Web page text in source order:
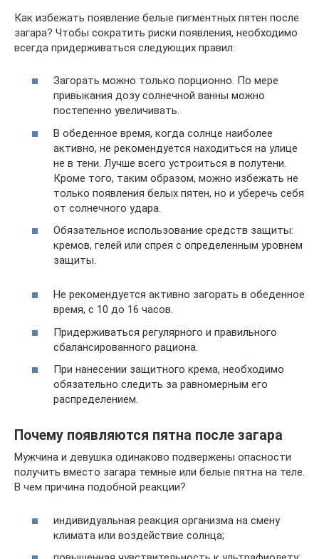
Как избежать появление белые пигментных пятен после
загара? Чтобы сократить риски появления, необходимо
всегда придерживаться следующих правил:
Загорать можно только порционно. По мере
привыкания дозу солнечной ванны можно
постепенно увеличивать.
В обеденное время, когда солнце наиболее
активно, не рекомендуется находиться на улице
не в тени. Лучше всего устроиться в полутени.
Кроме того, таким образом, можно избежать не
только появления белых пятен, но и уберечь себя
от солнечного удара.
Обязательное использование средств защиты:
кремов, гелей или спрея с определенным уровнем
защиты.
Не рекомендуется активно загорать в обеденное
время, с 10 до 16 часов.
Придерживаться регулярного и правильного
сбалансированного рациона.
При нанесении защитного крема, необходимо
обязательно следить за равномерным его
распределением.
Почему появляются пятна после загара
Мужчина и девушка одинаково подвержены опасности
получить вместо загара темные или белые пятна на теле.
В чем причина подобной реакции?
индивидуальная реакция организма на смену
климата или воздействие солнца;